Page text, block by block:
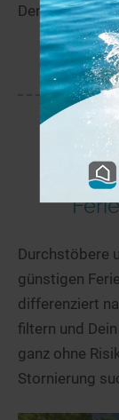
Der Salmijärvi
Durchstöbere
günstigen
differenziert
filtern und
ganz ohne
Stornierung